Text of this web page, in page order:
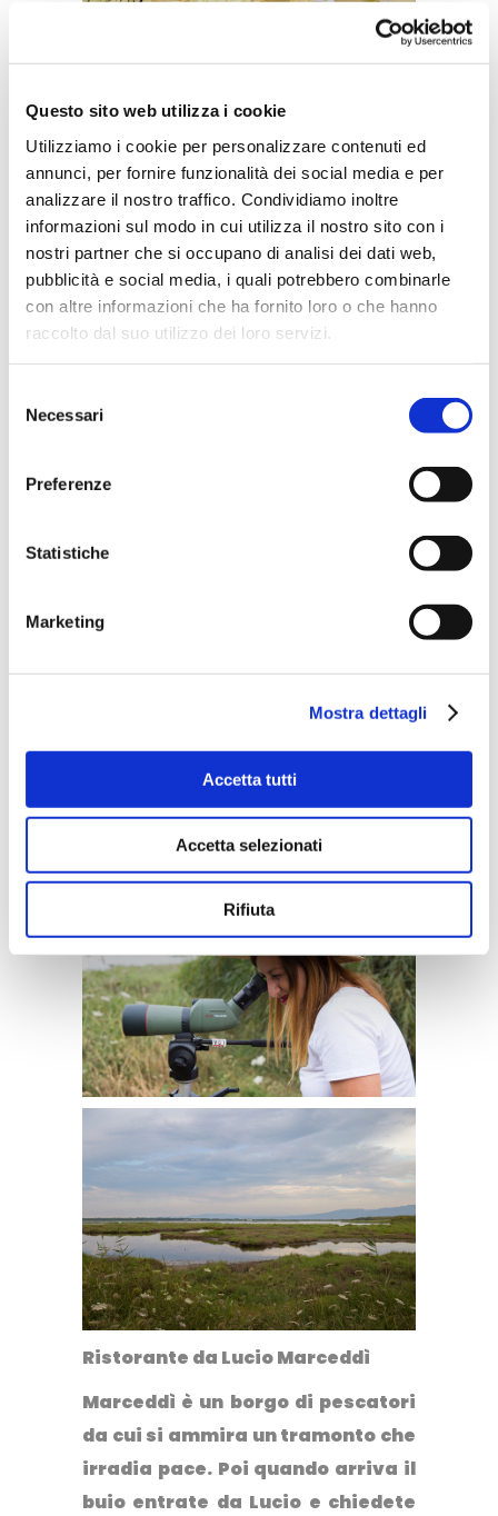
Questo sito web utilizza i cookie
Utilizziamo i cookie per personalizzare contenuti ed
annunci, per fornire funzionalità dei social media e per
analizzare il nostro traffico. Condividiamo inoltre
informazioni sul modo in cui utilizza il nostro sito con i
nostri partner che si occupano di analisi dei dati web,
pubblicità e social media, i quali potrebbero combinarle
con altre informazioni che ha fornito loro o che hanno
raccolto dal suo utilizzo dei loro servizi.
delNecessari
Preferenze
Statistiche
Marketing
Mostra dettagli
Accetta tutti
Accetta selezionati
Rifiuta
Oasi s’Ena Arrubia
Luogo ideale per il birdwatching
con più di centoventi specie
presenti, l’Oasi S’Ena Arrubia fa
parte dell’enorme territorio
paludoso bonificato negli anni
trenta. Qui, fra giunchi e altra
migrare da Africa a Europa i
condividono le acque azzurro
altre specie di uccelli come
martin pescatore.
Ristorante da Lucio Marceddì
Marceddì è un borgo di pescatori
da cui si ammira un tramonto che
irradia pace. Poi quando arriva il
buio entrate da Lucio e chiedete